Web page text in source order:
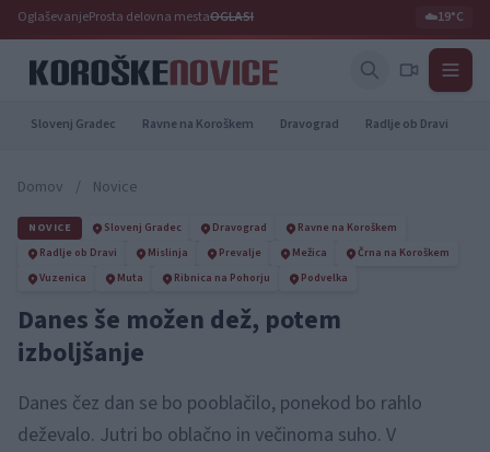
OglaševanjeProsta delovna mestaOGLASI ☁️19°C
Slovenj Gradec Ravne na Koroškem Dravograd Radlje ob Dravi
Domov / Novice
NOVICE Slovenj Gradec Dravograd
Ravne na Koroškem
Radlje ob Dravi
Mislinja Prevalje Mežica
Črna na Koroškem
Vuzenica
Muta Ribnica na Pohorju Podvelka
Danes še možen dež, potem
izboljšanje
Danes čez dan se bo pooblačilo, ponekod bo rahlo
deževalo. Jutri bo oblačno in večinoma suho. V